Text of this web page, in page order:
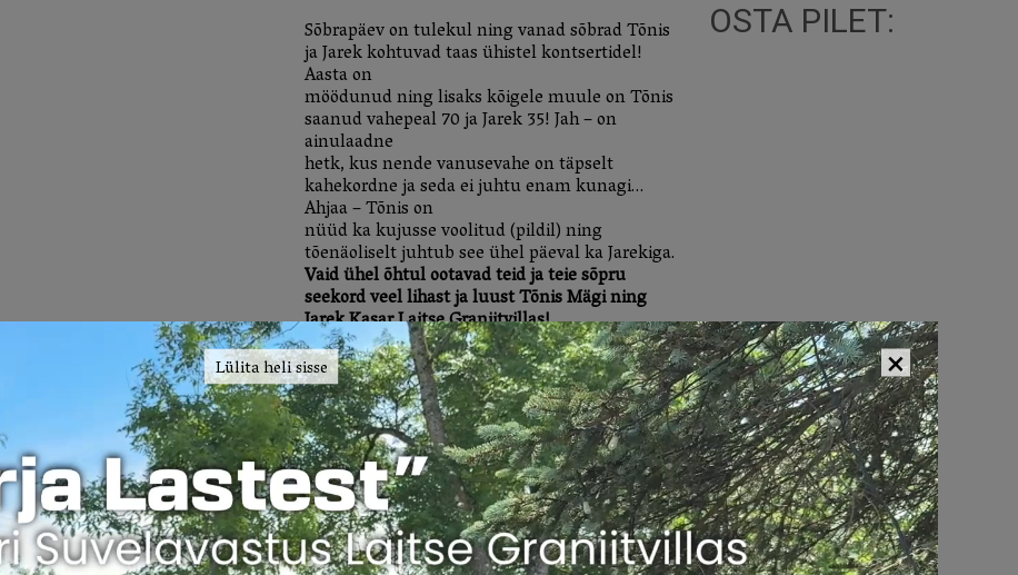
Sõbrapäev on tulekul ning vanad sõbrad Tõnis
ja Jarek kohtuvad taas ühistel kontsertidel!
Aasta on
möödunud ning lisaks kõigele muule on Tõnis
saanud vahepeal 70 ja Jarek 35! Jah – on
ainulaadne
hetk, kus nende vanusevahe on täpselt
kahekordne ja seda ei juhtu enam kunagi…
Ahjaa – Tõnis on
nüüd ka kujusse voolitud (pildil) ning
tõenäoliselt juhtub see ühel päeval ka Jarekiga.
Vaid ühel õhtul ootavad teid ja teie sõpru
seekord veel lihast ja luust Tõnis Mägi ning
Jarek Kasar Laitse Graniitvillas!
Lastele vanuses kuni 7 eluaastat (k.a) on
sissepääs tasuta, kui istuvad saatja süles
Soodustuse saajal palume kaasa võtta
soodustust tõendava dokumendi!
Ürituse kestus 2 tundi, vaheajaga
Info ja majutus:info@graniitvilla.eetel59063122
3 käiguline õhtusöök tund enne kontserdi
algust kell 18:00 hinnaga 25€:
OSTA PILET:
Lülita heli sisse ×